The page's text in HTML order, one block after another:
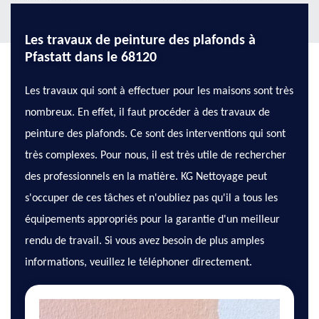
Les travaux de peinture des plafonds à
Pfastatt dans le 68120
Les travaux qui sont à effectuer pour les maisons sont très
nombreux. En effet, il faut procéder à des travaux de
peinture des plafonds. Ce sont des interventions qui sont
très complexes. Pour nous, il est très utile de rechercher
des professionnels en la matière. KG Nettoyage peut
s'occuper de ces tâches et n'oubliez pas qu'il a tous les
équipements appropriés pour la garantie d'un meilleur
rendu de travail. Si vous avez besoin de plus amples
informations, veuillez le téléphoner directement.